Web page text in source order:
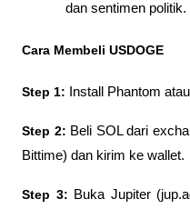
dan sentimen politik.
Cara Membeli USDOGE
Step 1: Install Phantom
Step 2: Beli SOL dari
Bittime) dan kirim ke wallet.
Step 3: Buka Jupiter